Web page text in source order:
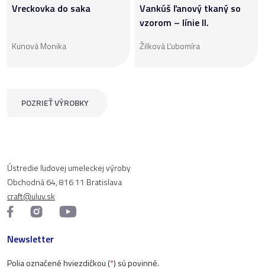
Vreckovka do saka
Kunová Monika
Vankúš ľanový tkaný so
vzorom – línie II.
Žilková Ľubomíra
POZRIEŤ VÝROBKY
Ústredie ľudovej umeleckej výroby
Obchodná 64, 816 11 Bratislava
craft@uluv.sk
Newsletter
Polia označené hviezdičkou (*) sú povinné.